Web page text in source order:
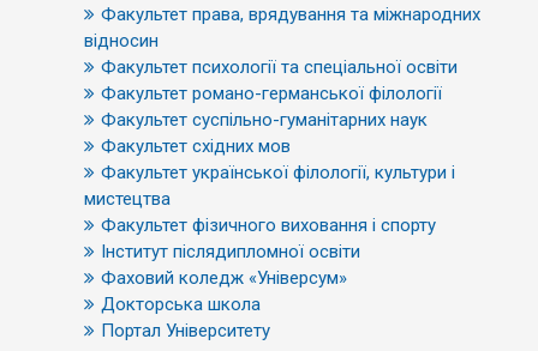
Факультет права, врядування та міжнародних
відносин
Факультет психології та спеціальної освіти
Факультет романо-германської філології
Факультет суспільно-гуманітарних наук
Факультет східних мов
Факультет української філології, культури і
мистецтва
Факультет фізичного виховання і спорту
Інститут післядипломної освіти
Фаховий коледж «Універсум»
Докторська школа
Портал Університету